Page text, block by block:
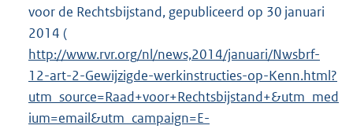
voor de Rechtsbijstand, gepubliceerd op 30 januari
2014 (
x
t
e
r
http://www.rvr.org/nl/news,2014/januari/Nwsbrf-
12-art-2-Gewijzigde-werkinstructies-op-Kenn.html?
utm_source=Raad+voor+Rechtsbijstand+&utm_med
ium=email&utm_campaign=E-